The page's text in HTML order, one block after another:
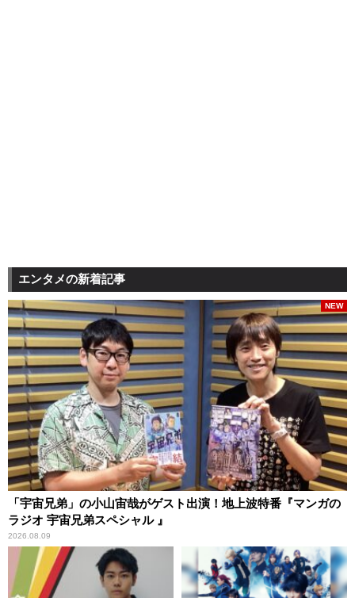
エンタメの新着記事
「宇宙兄弟」の小山宙哉がゲスト出演！地上波特番『マンガの
ラジオ 宇宙兄弟スペシャル 』
2026.08.09
NEW